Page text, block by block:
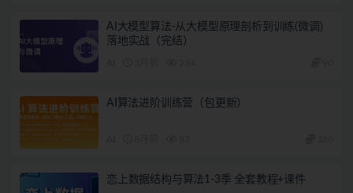
AI大模型算法-从大模型原理剖析到训练(微调)
落地实战（完结）
AI算法进阶训练营（包更新）
恋上数据结构与算法1-3季 全套教程+课件